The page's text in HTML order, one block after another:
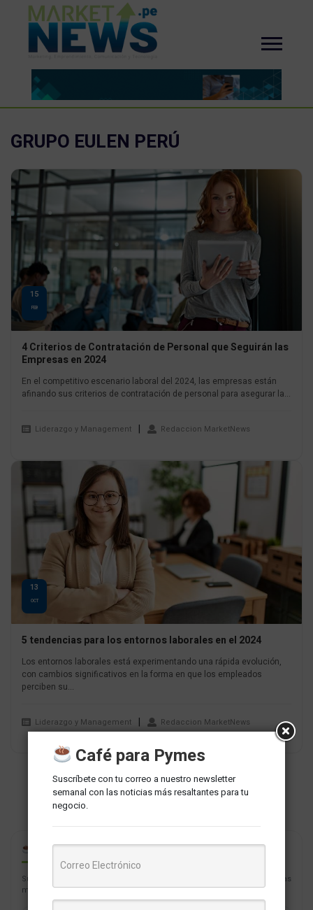
GRUPO EULEN PERÚ
15
FEB
4 Criterios de Contratación de Personal que Seguirán las
Empresas en 2024
En el competitivo escenario laboral del 2024, las empresas están
afinando sus criterios de contratación de personal para asegurar la...
Liderazgo y Management Redaccion MarketNews
13
OCT
5 tendencias para los entornos laborales en el 2024
Los entornos laborales está experimentando una rápida evolución,
con cambios significativos en la forma en que los empleados
perciben su...
Liderazgo y Management Redaccion MarketNews
CAFÉ PARA PYMES
Suscríbete con tu correo a nuestro newsletter semanal con las noticias
más resaltantes para tu negocio.
Café para Pymes
Suscríbete con tu correo a nuestro newsletter
semanal con las noticias más resaltantes para tu
negocio.